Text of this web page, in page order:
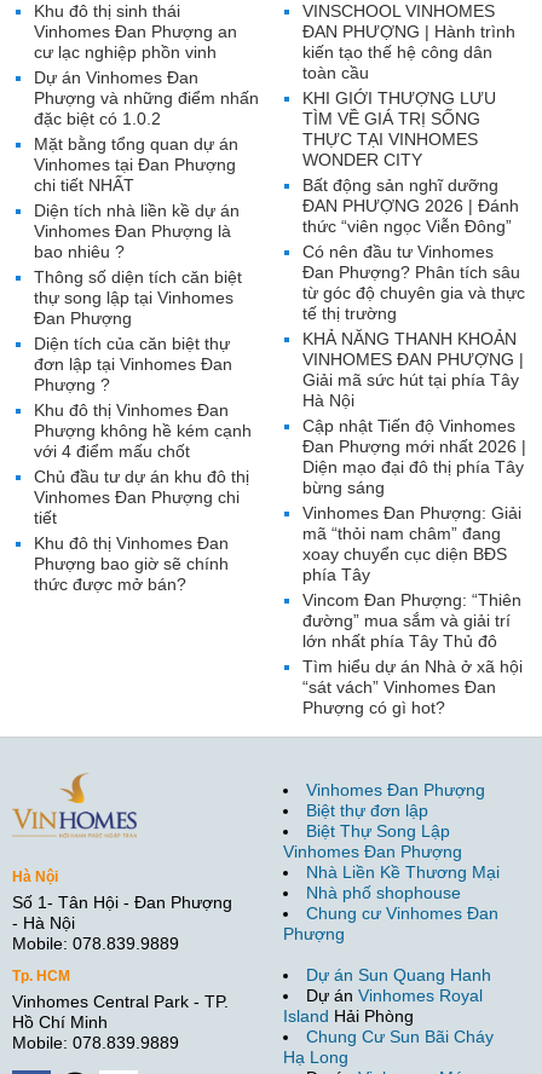
VINSCHOOL VINHOMES
ĐAN PHƯỢNG | Hành trình
kiến tạo thế hệ công dân
toàn cầu
KHI GIỚI THƯỢNG LƯU
TÌM VỀ GIÁ TRỊ SỐNG
THỰC TẠI VINHOMES
WONDER CITY
Bất động sản nghĩ dưỡng
ĐAN PHƯỢNG 2026 | Đánh
thức “viên ngọc Viễn Đông”
Có nên đầu tư Vinhomes
Đan Phượng? Phân tích sâu
từ góc độ chuyên gia và thực
tế thị trường
KHẢ NĂNG THANH KHOẢN
VINHOMES ĐAN PHƯỢNG |
Giải mã sức hút tại phía Tây
Hà Nội
Cập nhật Tiến độ Vinhomes
Đan Phượng mới nhất 2026 |
Diện mạo đại đô thị phía Tây
bừng sáng
Vinhomes Đan Phượng: Giải
mã “thỏi nam châm” đang
xoay chuyển cục diện BĐS
phía Tây
Vincom Đan Phượng: “Thiên
đường” mua sắm và giải trí
lớn nhất phía Tây Thủ đô
Tìm hiểu dự án Nhà ở xã hội
“sát vách” Vinhomes Đan
Phượng có gì hot?
Khu đô thị sinh thái
Vinhomes Đan Phượng an
cư lạc nghiệp phồn vinh
Dự án Vinhomes Đan
Phượng và những điểm nhấn
đặc biệt có 1.0.2
Mặt bằng tổng quan dự án
Vinhomes tại Đan Phượng
chi tiết NHẤT
Diện tích nhà liền kề dự án
Vinhomes Đan Phượng là
bao nhiêu ?
Thông số diện tích căn biệt
thự song lập tại Vinhomes
Đan Phượng
Diện tích của căn biệt thự
đơn lập tại Vinhomes Đan
Phượng ?
Khu đô thị Vinhomes Đan
Phượng không hề kém cạnh
với 4 điểm mấu chốt
Chủ đầu tư dự án khu đô thị
Vinhomes Đan Phượng chi
tiết
Khu đô thị Vinhomes Đan
Phượng bao giờ sẽ chính
thức được mở bán?
Hà Nội
Số 1- Tân Hội - Đan Phượng
- Hà Nội
Mobile: 078.839.9889
Tp. HCM
Vinhomes Central Park - TP.
Hồ Chí Minh
Mobile: 078.839.9889
Vinhomes Đan Phượng
Biệt thự đơn lập
Biệt Thự Song Lập
Vinhomes Đan Phượng
Nhà Liền Kề Thương Mại
Nhà phố shophouse
Chung cư Vinhomes Đan
Phượng
Dự án Sun Quang Hanh
Dự án Vinhomes Royal
Island Hải Phòng
Chung Cư Sun Bãi Cháy
Hạ Long